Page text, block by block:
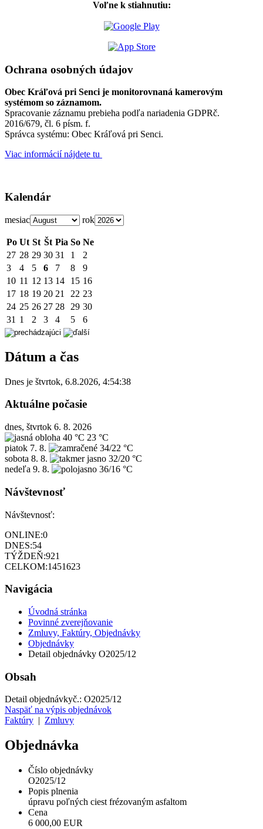
Voľne k stiahnutiu:
Ochrana osobných údajov
Obec Kráľová pri Senci je monitorovnaná kamerovým
systémom so záznamom.
Spracovanie záznamu prebieha podľa nariadenia GDPRč.
2016/679, čl. 6 písm. f.
Správca systému: Obec Kráľová pri Senci.
Viac informácií nájdete tu
Kalendár
mesiac rok
Po Ut St Št Pia So Ne
27 28 29 30 31 1
2
3
4 5 6 7 8
9
10 11 12 13 14 15 16
17 18 19 20 21 22 23
24 25 26 27 28 29 30
31 1 2 3 4 5 6
Dátum a čas
Dnes je štvrtok, 6.8.2026, 4:54:38
Aktuálne počasie
dnes, štvrtok 6. 8. 2026
40 °C 23 °C
piatok 7. 8.
34/22 °C
sobota 8. 8.
32/20 °C
nedeľa 9. 8. 36/16 °C
Návštevnosť
Návštevnosť:
ONLINE:0
DNES:54
TÝŽDEŇ:921
CELKOM:1451623
Navigácia
Úvodná stránka
Povinné zverejňovanie
Zmluvy, Faktúry, Objednávky
Objednávky
Detail objednávky O2025/12
Obsah
Detail objednávkyč.: O2025/12
Naspäť na výpis objednávok
Faktúry
Zmluvy
Objednávka
Číslo objednávky
O2025/12
Popis plnenia
úpravu poľných ciest frézovaným asfaltom
Cena
6 000,00 EUR